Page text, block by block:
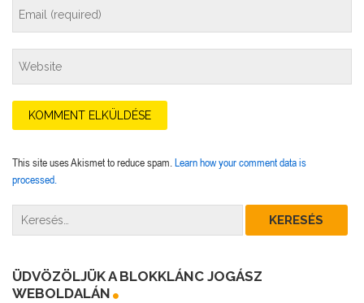
This site uses Akismet to reduce spam. Learn how your comment data is
processed.
ÜDVÖZÖLJÜK A BLOKKLÁNC JOGÁSZ
WEBOLDALÁN